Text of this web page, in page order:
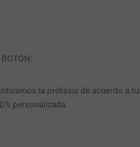
la prótesis de acuerdo a
personalizada.